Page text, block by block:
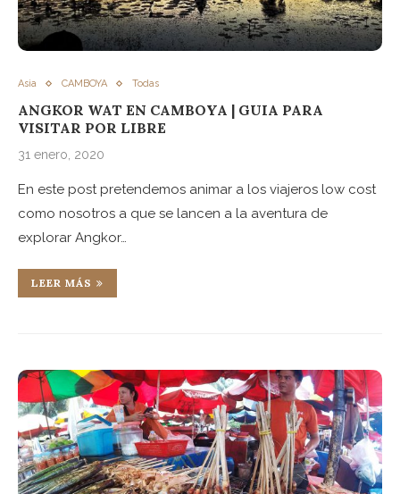
Asia CAMBOYA Todas
ANGKOR WAT EN CAMBOYA | GUIA PARA
VISITAR POR LIBRE
31 enero, 2020
En este post pretendemos animar a los viajeros low cost
como nosotros a que se lancen a la aventura de
explorar Angkor…
LEER MÁS